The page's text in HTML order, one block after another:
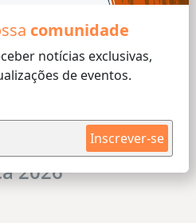
comunidade
notícias exclusivas,
de eventos.
Inscrever-se
2026